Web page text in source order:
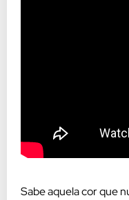
Sabe aquela cor que